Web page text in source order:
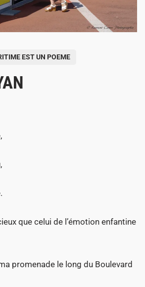
EST UN POEME
que celui de l’émotion enfantine
promenade le long du Boulevard